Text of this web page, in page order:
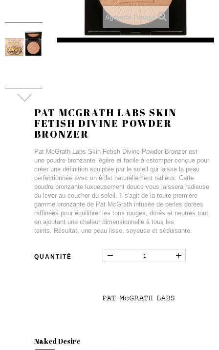
Agrandir l'image
PAT MCGRATH LABS SKIN
FETISH DIVINE POWDER
BRONZER
Pat McGrath Labs Skin Fetish Divine Powder Bronzer est
une poudre bronzante légère et facile à estomper conçue pour
créer une définition sculptée par le soleil qui laisse la peau
perfectionnée avec un éclat naturellement radieux. Cette
poudre bronzante luxueusement douce vous laissera radieuse
du lever au coucher du soleil. Il s'agit de la toute première
gamme bronzante de Pat McGrath infusée de perles dorées
raffinées pour équilibrer les tons rouges, dorés et neutres tout
en ajoutant une chaleur dimensionnelle à tous les
teints. Résultat, une peau lisse, soyeuse et séduisante.
QUANTITÉ
Naked Desire